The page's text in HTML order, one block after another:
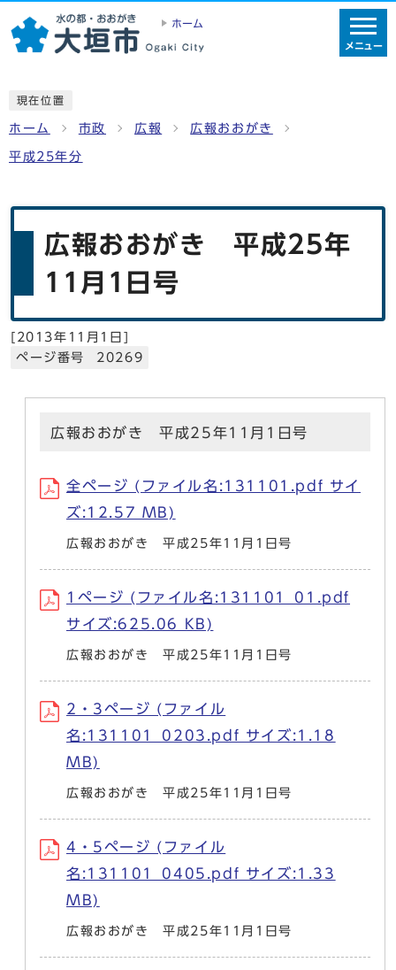
ホーム
メニュー
現在位置
ホーム 市政 広報 広報おおがき
平成25年分
広報おおがき 平成25年
11月1日号
[ 2013年11月1日 ]
ページ番号 20269
広報おおがき 平成25年11月1日号
全ページ (ファイル名:131101.pdf サイ
ズ:12.57 MB)
広報おおがき 平成25年11月1日号
1ページ (ファイル名:131101_01.pdf
サイズ:625.06 KB)
広報おおがき 平成25年11月1日号
2・3ページ (ファイル
名:131101_0203.pdf サイズ:1.18
MB)
広報おおがき 平成25年11月1日号
4・5ページ (ファイル
名:131101_0405.pdf サイズ:1.33
MB)
広報おおがき 平成25年11月1日号